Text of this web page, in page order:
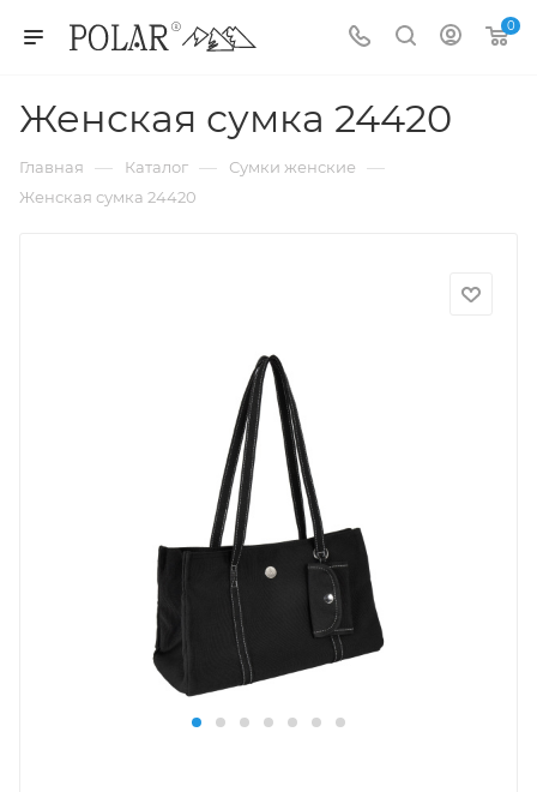
0
Женская сумка 24420
Главная — Каталог — Сумки женские —
Женская сумка 24420